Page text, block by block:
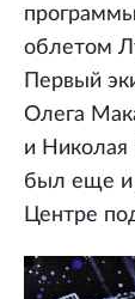
облетом
Первый
Олега
и Николая
был еще и
Центре